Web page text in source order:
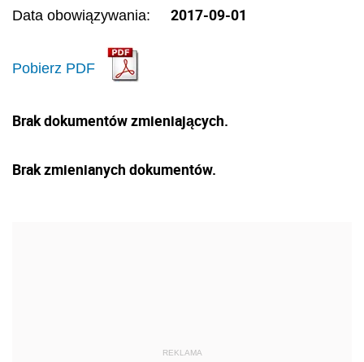
Data obowiązywania: 2017-09-01
Pobierz PDF
Brak dokumentów zmieniających.
Brak zmienianych dokumentów.